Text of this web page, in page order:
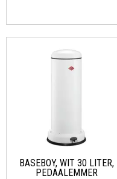
BASEBOY, WIT 30 LITER,
PEDAALEMMER